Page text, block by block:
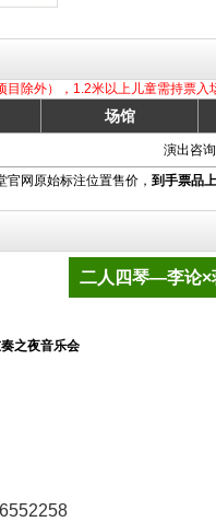
除外），1.2米以上儿童需持票入
场馆
演出咨
网原始标注位置售价， 到手票品
二人四琴—李论×
之夜音乐会